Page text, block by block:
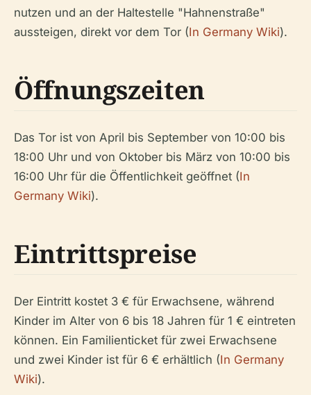
nutzen und an der Haltestelle "Hahnenstraße"
aussteigen, direkt vor dem Tor (In Germany Wiki).
Öffnungszeiten
Das Tor ist von April bis September von 10:00 bis
18:00 Uhr und von Oktober bis März von 10:00 bis
16:00 Uhr für die Öffentlichkeit geöffnet (In
Germany Wiki).
Eintrittspreise
Der Eintritt kostet 3 € für Erwachsene, während
Kinder im Alter von 6 bis 18 Jahren für 1 € eintreten
können. Ein Familienticket für zwei Erwachsene
und zwei Kinder ist für 6 € erhältlich (In Germany
Wiki).